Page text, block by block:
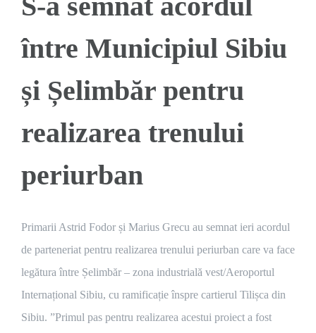
între Municipiul Sibiu
și Șelimbăr pentru
realizarea trenului
periurban
Primarii Astrid Fodor și Marius Grecu au semnat ieri acordul
de parteneriat pentru realizarea trenului periurban care va face
legătura între Șelimbăr – zona industrială vest/Aeroportul
Internațional Sibiu, cu ramificație înspre cartierul Tilișca din
Sibiu. ”Primul pas pentru realizarea acestui proiect a fost